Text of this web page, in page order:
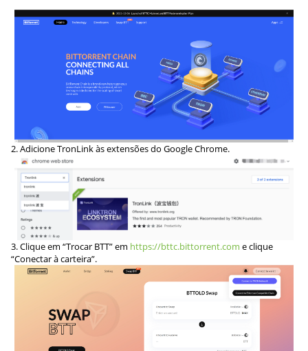
2. Adicione TronLink às extensões do Google Chrome.
3. Clique em “Trocar BTT” em https://bttc.bittorrent.com e clique
“Conectar à carteira”.